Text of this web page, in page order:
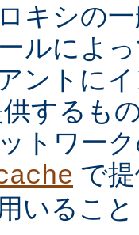
キシの
ルによ
ントに
するも
トワー
で
いるこ